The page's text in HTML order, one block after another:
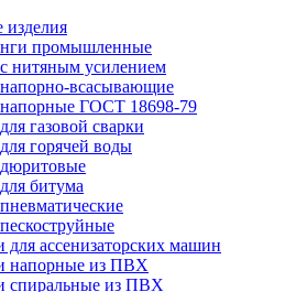
изделия
промышленные
нитяным усилением
всасывающие
напорные ГОСТ 18698-79
газовой сварки
горячей воды
битума
ассенизаторских машин
напорные из ПВХ
спиральные из ПВХ